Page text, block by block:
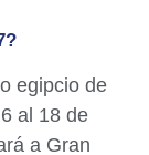
egipcio de
al 18 de
a Gran